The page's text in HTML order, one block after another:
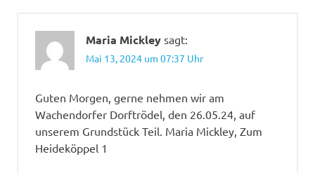
Maria Mickley sagt:
Mai 13, 2024 um 07:37 Uhr
Guten Morgen, gerne nehmen wir am
Wachendorfer Dorftrödel, den 26.05.24, auf
unserem Grundstück Teil. Maria Mickley, Zum
Heideköppel 1